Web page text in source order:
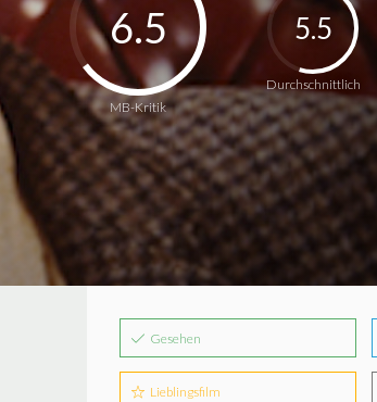
MB-Kritik
6.5
Durchschnittlich
5.5
Gesehen
Lieblingsfilm